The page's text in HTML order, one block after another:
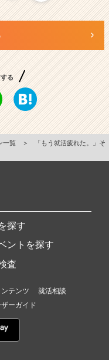
る
一覧 ＞
「もう就活疲れた。」そ
探す
ントを探す
査
テンツ
就活相談
ーガイド